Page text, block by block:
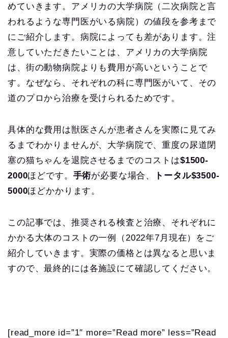
めていきます。アメリカの大学病院（二次病院と言
われるような専門医がいる病院）の値段を参考まで
にご紹介します。病院によっても差があります。注
意していただきたいことは、アメリカの大学病院
は、街の動物病院よりも費用が高いということで
す。なぜなら、それぞれの科に専門医がいて、その
道のプロから治療を受けられるためです。
具体的な費用は獣医さんが患者さんを実際に見てみ
るまでわかりませんが、大学病院で、重度の尿道閉
塞の猫ちゃんを退院させるまでのコストは$1500-
2000ほどです。 手術が必要な場合、
トータル$3500-
5000ほどかかります。
この記事では、推奨される検査と治療、それぞれに
かかる大体のコストの一例（2022年7月現在）をご
紹介していきます。実際の価格とは異なると思いま
すので、最終的には各施設にて確認してください。
[read_more id=”1″ more=”Read more” less=”Read